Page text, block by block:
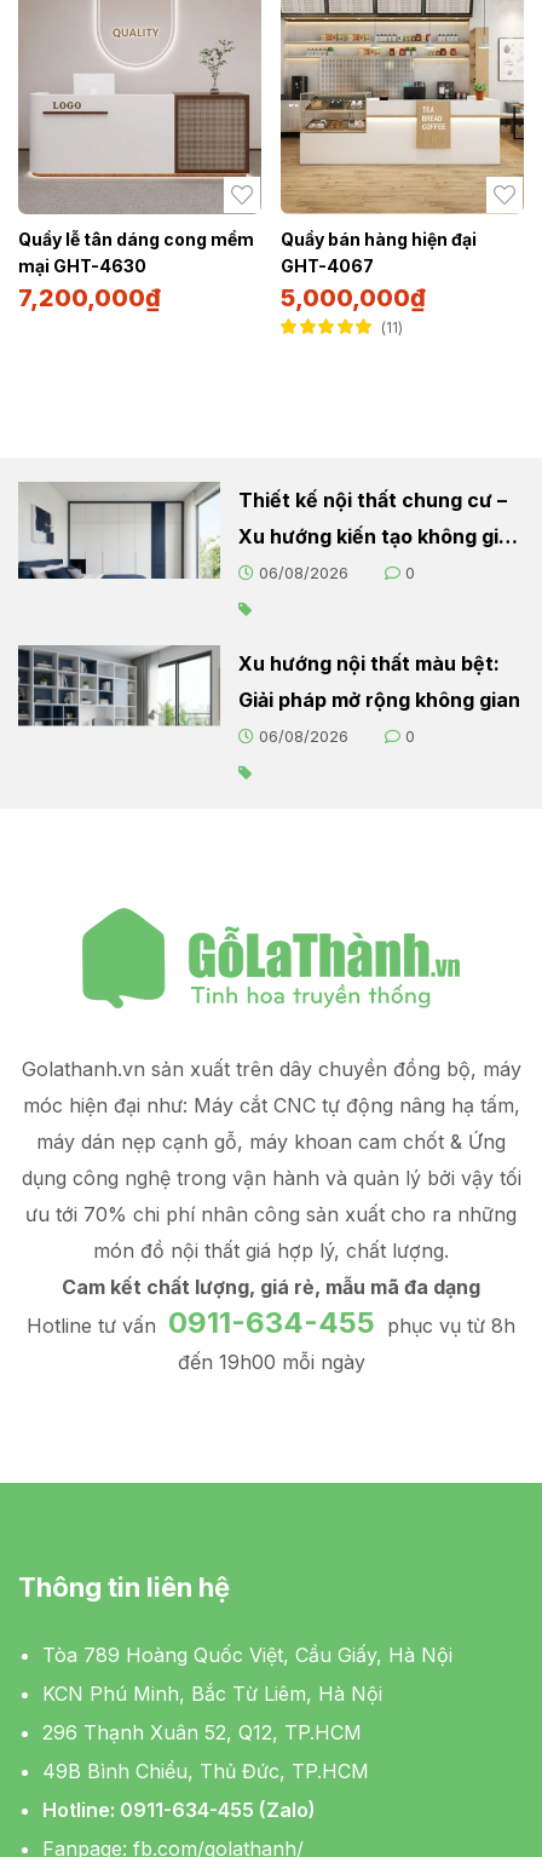
Quầy lễ tân dáng cong mềm
mại GHT-4630
7,200,000₫
Quầy bán hàng hiện đại
GHT-4067
5,000,000₫
11
Thiết kế nội thất chung cư –
Xu hướng kiến tạo không gian
sống hiện đại
06/08/2026 0
Xu hướng nội thất màu bệt:
Giải pháp mở rộng không gian
06/08/2026 0
Golathanh.vn sản xuất trên dây chuyền đồng bộ, máy
móc hiện đại như: Máy cắt CNC tự động nâng hạ tấm,
máy dán nẹp cạnh gỗ, máy khoan cam chốt & Ứng
dụng công nghệ trong vận hành và quản lý bởi vậy tối
ưu tới 70% chi phí nhân công sản xuất cho ra những
món đồ nội thất giá hợp lý, chất lượng.
Cam kết chất lượng, giá rẻ, mẫu mã đa dạng
Hotline tư vấn 0911-634-455 phục vụ từ 8h
đến 19h00 mỗi ngày
Thông tin liên hệ
Tòa 789 Hoàng Quốc Việt, Cầu Giấy, Hà Nội
KCN Phú Minh, Bắc Từ Liêm, Hà Nội
296 Thạnh Xuân 52, Q12, TP.HCM
49B Bình Chiểu, Thủ Đức, TP.HCM
Hotline: 0911-634-455 (Zalo)
Fanpage: fb.com/golathanh/